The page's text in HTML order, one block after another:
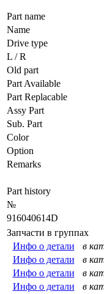
Part name
Name
Drive type
L / R
Old part
Part Available
Part Replacable
Assy Part
Sub. Part
Color
Option
Remarks
Part history
№
916040614D
Запчасти в группах
Инфо о детали
в
Инфо о детали
в
Инфо о детали
в
Инфо о детали
в